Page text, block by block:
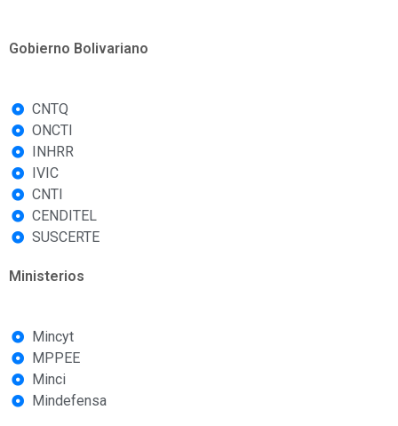
Gobierno Bolivariano
CNTQ
ONCTI
INHRR
IVIC
CNTI
CENDITEL
SUSCERTE
Ministerios
Mincyt
MPPEE
Minci
Mindefensa